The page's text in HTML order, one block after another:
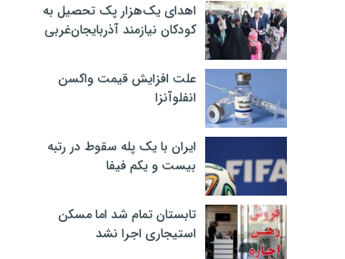
اهدای یک‌هزار پک تحصیل به
کودکان نیازمند آذربایجان‌غربی
علت افزایش قیمت واکسن
انفلوآنزا
ایران با یک پله سقوط در رتبه
بیست و یکم فیفا
تابستان تمام شد اما مسکن
استیجاری اجرا نشد